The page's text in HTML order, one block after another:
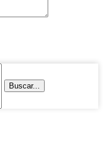
Buscar...